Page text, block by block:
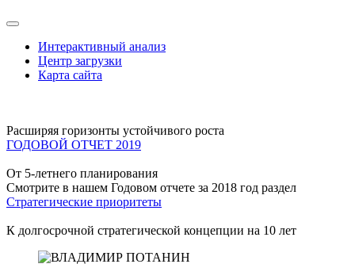
Интерактивный анализ
Центр загрузки
Карта сайта
Расширяя горизонты устойчивого роста
ГОДОВОЙ ОТЧЕТ 2019
От 5-летнего планирования
Смотрите в нашем Годовом отчете за 2018 год раздел
Стратегические приоритеты
К долгосрочной стратегической концепции на 10 лет